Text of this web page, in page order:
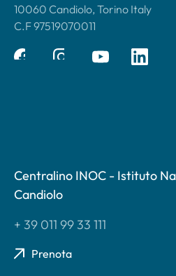
10060 Candiolo, Torino Italy
C.F 97519070011
Centralino INOC - Istituto
Candiolo
+ 39 011 99 33 111
Prenota